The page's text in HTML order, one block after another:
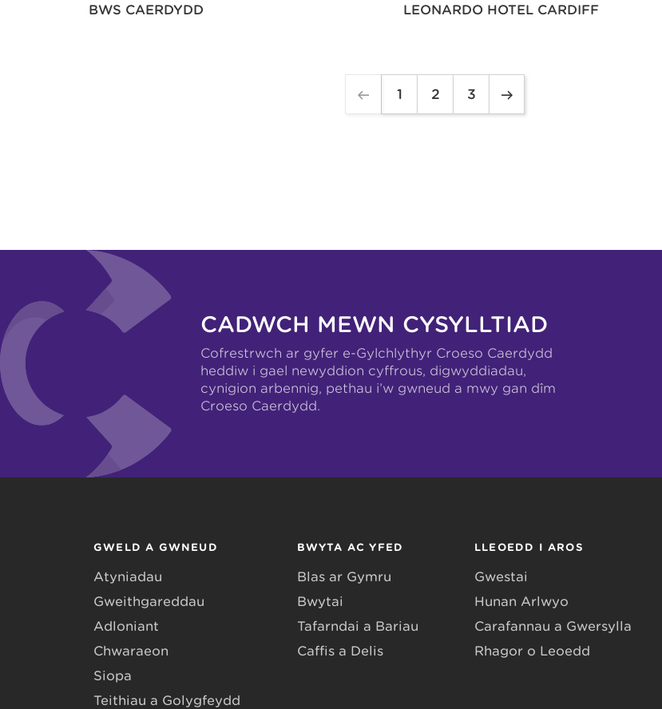
BWS CAERDYDD LEONARDO HOTEL CARDIFF
1 2 3
CADWCH MEWN CYSYLLTIAD
Cofrestrwch ar gyfer e-Gylchlythyr Croeso Caerdydd
heddiw i gael newyddion cyffrous, digwyddiadau,
cynigion arbennig, pethau i’w gwneud a mwy gan dîm
Croeso Caerdydd.
GWELD A GWNEUD
Atyniadau
Gweithgareddau
Adloniant
Chwaraeon
Siopa
Teithiau a Golygfeydd
BWYTA AC YFED
Blas ar Gymru
Bwytai
Tafarndai a Bariau
Caffis a Delis
LLEOEDD I AROS
Gwestai
Hunan Arlwyo
Carafannau a Gwersylla
Rhagor o Leoedd